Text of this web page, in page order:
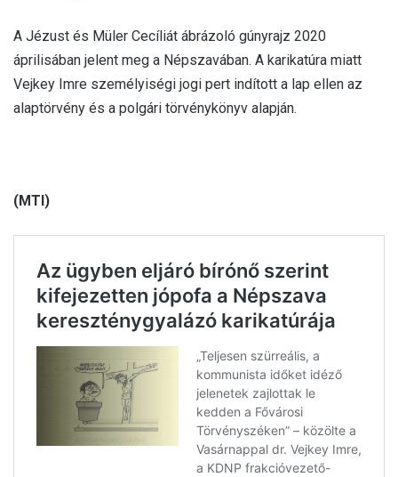
A Jézust és Müler Cecíliát ábrázoló gúnyrajz 2020
áprilisában jelent meg a Népszavában. A karikatúra miatt
Vejkey Imre személyiségi jogi pert indított a lap ellen az
alaptörvény és a polgári törvénykönyv alapján.
(MTI)